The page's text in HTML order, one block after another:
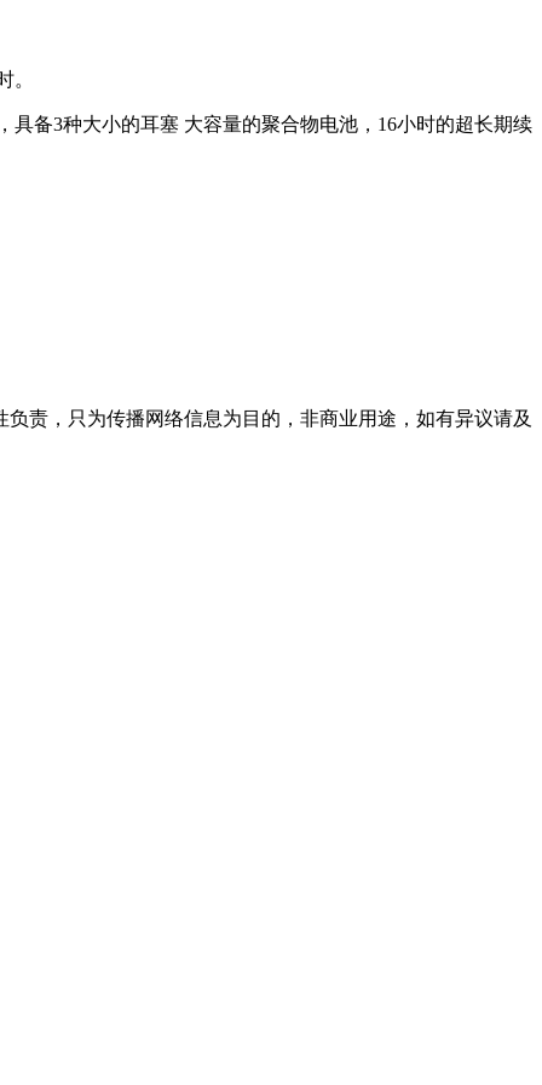
。
备3种大小的耳塞 大容量的聚合物电池，16小时的超长期续
责，只为传播网络信息为目的，非商业用途，如有异议请及